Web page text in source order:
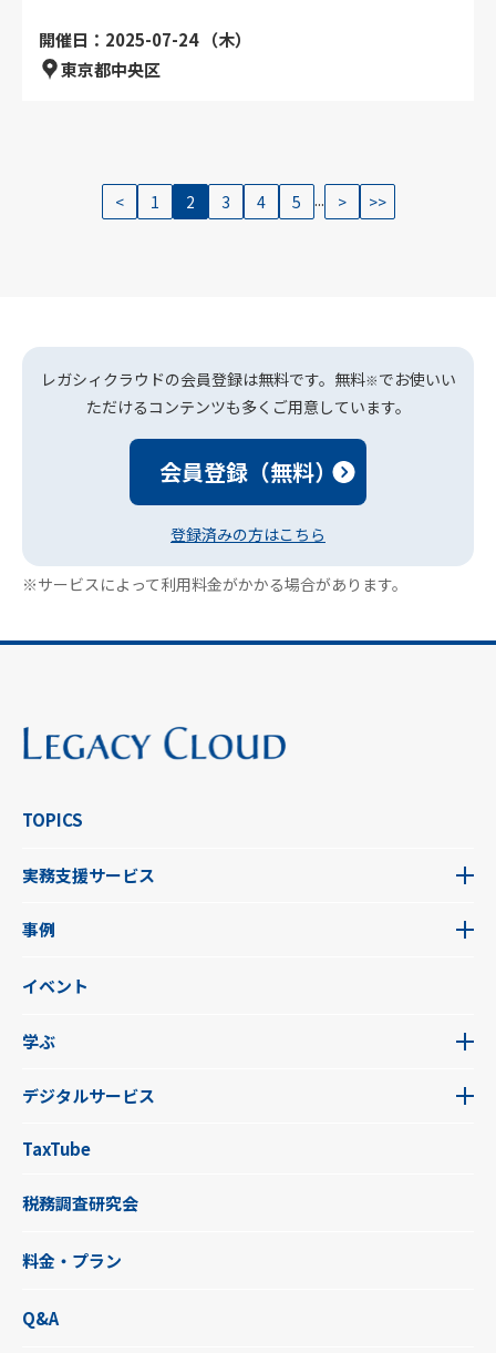
開催日：2025-07-24 （木）
東京都中央区
< 1 2 3 4 5 ... > >>
レガシィクラウドの会員登録は無料です。無料※でお使いい
ただけるコンテンツも多くご用意しています。
会員登録（無料）
登録済みの方はこちら
※サービスによって利用料金がかかる場合があります。
TOPICS
実務支援サービス
事例
イベント
学ぶ
デジタルサービス
TaxTube
税務調査研究会
料金・プラン
Q&A